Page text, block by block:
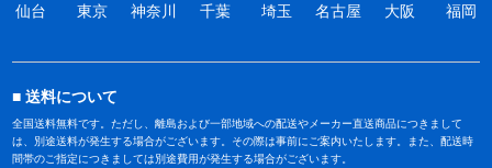
仙台 東京 神奈川 千葉 埼玉 名古屋 大阪 福岡
送料について
全国送料無料です。ただし、離島および一部地域への配送やメーカー直送商品につきまして
は、別途送料が発生する場合がございます。その際は事前にご案内いたします。また、配送時
間帯のご指定につきましては別途費用が発生する場合がございます。